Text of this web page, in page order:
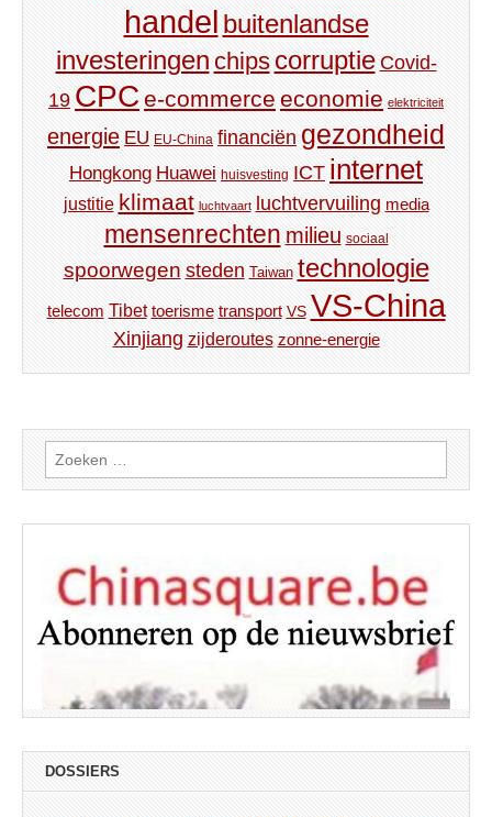
handel buitenlandse
investeringen chips corruptie Covid-
19 CPC e-commerce economie elektriciteit
energie EU EU-China financiën gezondheid
Hongkong Huawei huisvesting ICT internet
justitie klimaat luchtvaart luchtvervuiling media
mensenrechten milieu sociaal
spoorwegen steden Taiwan technologie
telecom Tibet toerisme transport VS VS-China
Xinjiang zijderoutes zonne-energie
Zoeken
naar:
DOSSIERS